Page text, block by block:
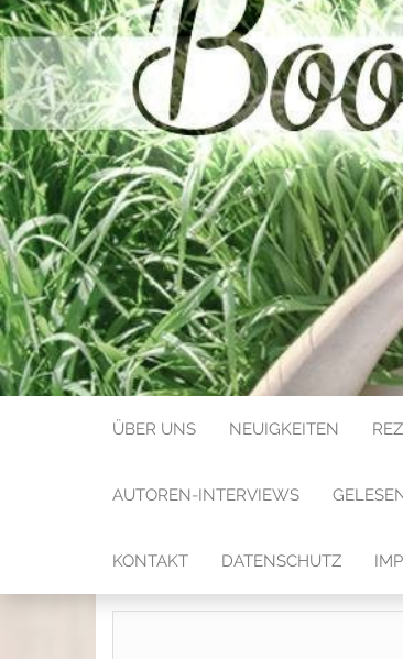
BOOKS
ÜBER UNS NEUIGKEITEN
AUTOREN-INTERVIEWS
KONTAKT DATENSCHUTZ